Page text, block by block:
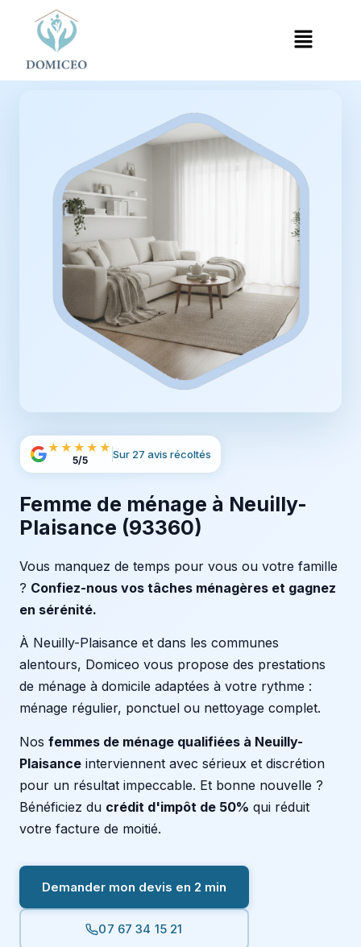
Accueil›Ménage à Domicile
★★★★★
5/5 Sur 27 avis récoltés
Femme de ménage à Neuilly-
Plaisance (93360)
Vous manquez de temps pour vous ou votre famille
? Confiez-nous vos tâches ménagères et gagnez
en sérénité.
À Neuilly-Plaisance et dans les communes
alentours, Domiceo vous propose des prestations
de ménage à domicile adaptées à votre rythme :
ménage régulier, ponctuel ou nettoyage complet.
Nos femmes de ménage qualifiées à Neuilly-
Plaisance interviennent avec sérieux et discrétion
pour un résultat impeccable. Et bonne nouvelle ?
Bénéficiez du crédit d'impôt de 50% qui réduit
votre facture de moitié.
Demander mon devis en 2 min
07 67 34 15 21
Panneau de gestion des cookies